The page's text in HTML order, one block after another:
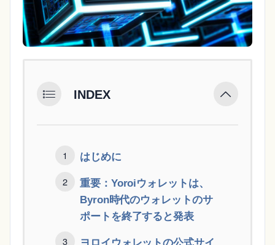
INDEX
はじめに
重要：Yoroiウォレットは、
Byron時代のウォレットのサ
ポートを終了すると発表
ヨロイウォレットの公式サイ